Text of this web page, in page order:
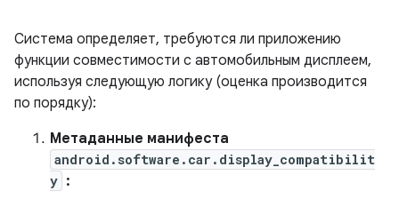
Система определяет, требуются ли приложению
функции совместимости с автомобильным дисплеем,
используя следующую логику (оценка производится
по порядку):
Метаданные манифеста
android.software.car.display_compatibilit
y :